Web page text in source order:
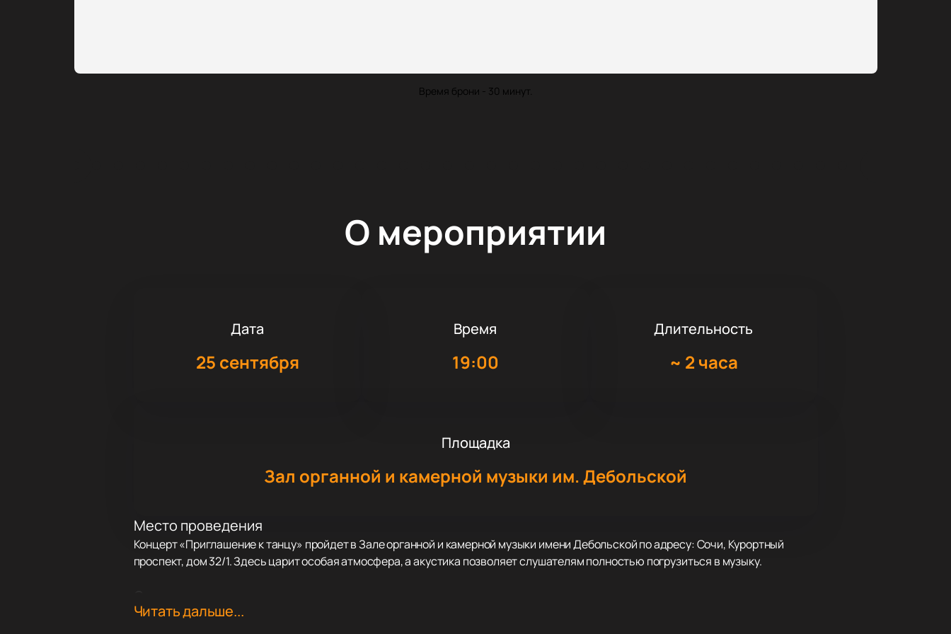
Время брони - 30 минут.
О мероприятии
Дата
25 сентября
Время
19:00
Длительность
~ 2 часа
Площадка
Зал органной и камерной музыки им. Дебольской
Место проведения
Концерт «Приглашение к танцу» пройдет в Зале органной и камерной музыки имени Дебольской по адресу: Сочи, Курортный
проспект, дом 32/1. Здесь царит особая атмосфера, а акустика позволяет слушателям полностью погрузиться в музыку.
«Приглашение к танцу» открывает перед публикой мир танцевальных миниатюр разных эпох и жанров. В этот вечер прозвучат
Читать дальше...